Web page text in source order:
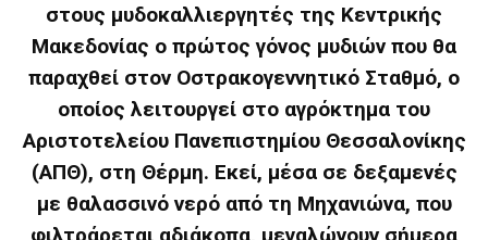
στους μυδοκαλλιεργητές της Κεντρικής
Μακεδονίας ο πρώτος γόνος μυδιών που θα
παραχθεί στον Οστρακογεννητικό Σταθμό, ο
οποίος λειτουργεί στο αγρόκτημα του
Αριστοτελείου Πανεπιστημίου Θεσσαλονίκης
(ΑΠΘ), στη Θέρμη. Εκεί, μέσα σε δεξαμενές
με θαλασσινό νερό από τη Μηχανιώνα, που
φιλτράρεται αδιάκοπα, μεγαλώνουν σήμερα